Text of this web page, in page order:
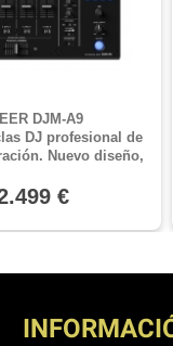
DJM-A9
DJ profesional de
Nuevo diseño,
través de Bluetooth y
€